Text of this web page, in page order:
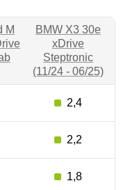
M
BMW X3 30e
xDrive
Steptronic
(11/24 - 06/25)
2,4
2,2
1,8